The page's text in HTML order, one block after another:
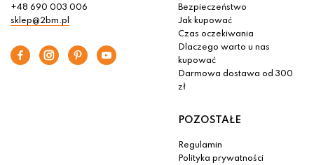
+48 690 003 006
sklep@2bm.pl
Bezpieczeństwo
Jak kupować
Czas oczekiwania
Dlaczego warto u nas
kupować
Darmowa dostawa od 300
zł
POZOSTAŁE
Regulamin
Polityka prywatności